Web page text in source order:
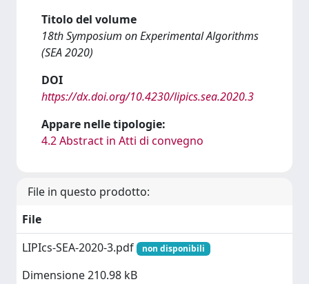
Titolo del volume
18th Symposium on Experimental Algorithms
(SEA 2020)
DOI
https://dx.doi.org/10.4230/lipics.sea.2020.3
Appare nelle tipologie:
4.2 Abstract in Atti di convegno
File in questo prodotto:
File
LIPIcs-SEA-2020-3.pdf
non disponibili
Dimensione 210.98 kB